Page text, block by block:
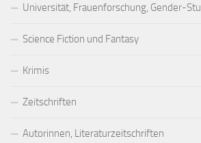
Universität, Frauenforschung, Gender-
Science Fiction und Fantasy
Krimis
Zeitschriften
Autorinnen, Literaturzeitschriften